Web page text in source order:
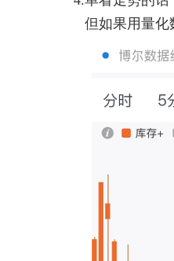
但如果用量化